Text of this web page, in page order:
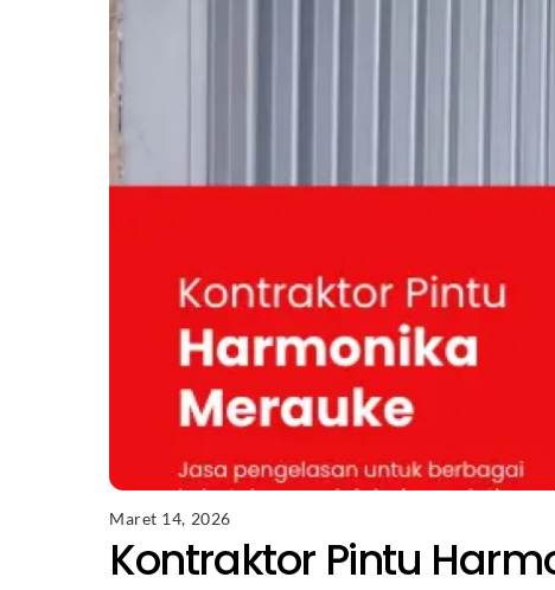
Maret 14, 2026
Kontraktor Pintu